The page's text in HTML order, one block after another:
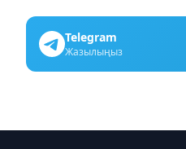
Telegram
Жазылыңыз